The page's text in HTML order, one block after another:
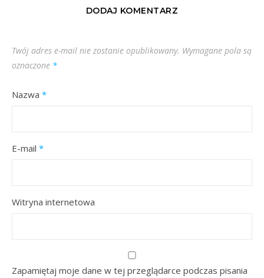
DODAJ KOMENTARZ
Twój adres e-mail nie zostanie opublikowany. Wymagane pola są
oznaczone *
Nazwa *
E-mail *
Witryna internetowa
Zapamiętaj moje dane w tej przeglądarce podczas pisania